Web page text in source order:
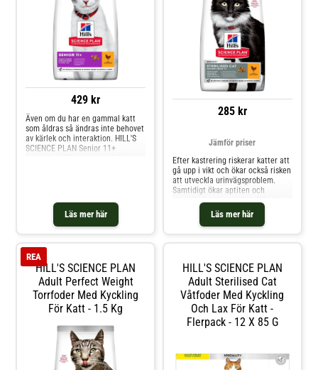
429 kr
Läs mer här
Även om du har en gammal katt
som åldras så ändras inte behovet
av kärlek och interaktion. HILL'S
SCIENCE PLAN Senior 11+
ingrediensblandning som hjälper
äldre katter att hålla sig smidiga,
mer alerta & interaktiva.
285 kr
Läs mer här
Jämför priser
Efter kastrering riskerar katter att
gå upp i vikt och ökar också risken
att utveckla urinvägsproblem.
Samtidigt ökar aptiten och
SCIENCE PLAN Sterilised Cat
Young Adult erbjuder en unik
sammansättning för vikthantering
HILL'S SCIENCE PLAN
Adult Perfect Weight
Torrfoder Med Kyckling
För Katt - 1.5 Kg
REA
HILL'S SCIENCE PLAN
Adult Sterilised Cat
Våtfoder Med Kyckling
Och Lax För Katt -
Flerpack - 12 X 85 G